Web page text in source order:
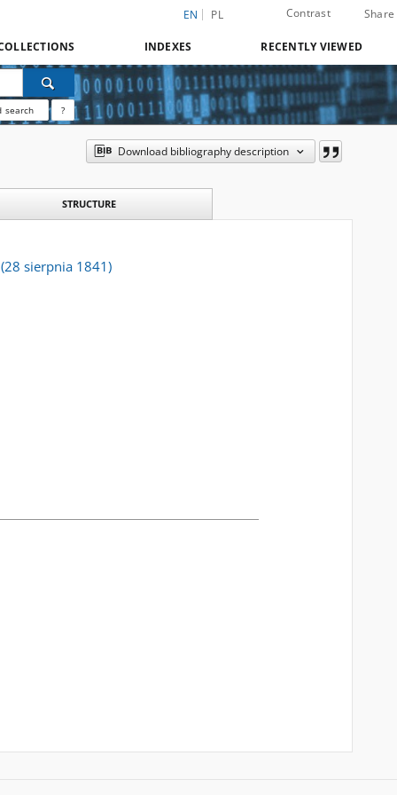
EN PL Contrast Share
INDEXES RECENTLY VIEWED
search ?
Download bibliography description
STRUCTURE
sierpnia 1841)